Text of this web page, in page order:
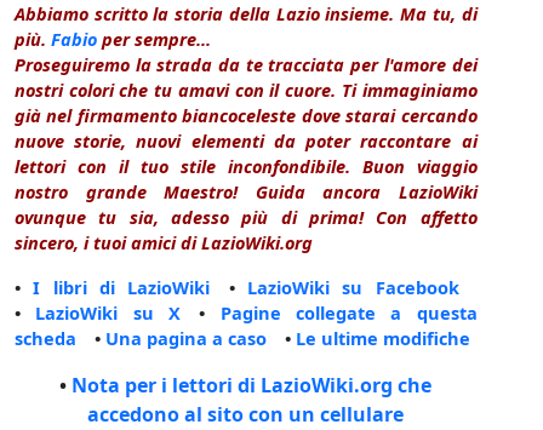
Abbiamo scritto la storia della Lazio insieme. Ma tu, di
più. Fabio per sempre...
Proseguiremo la strada da te tracciata per l'amore dei
nostri colori che tu amavi con il cuore. Ti immaginiamo
già nel firmamento biancoceleste dove starai cercando
nuove storie, nuovi elementi da poter raccontare ai
lettori con il tuo stile inconfondibile. Buon viaggio
nostro grande Maestro! Guida ancora LazioWiki
ovunque tu sia, adesso più di prima! Con affetto
sincero, i tuoi amici di LazioWiki.org
•I libri di LazioWiki • LazioWiki su Facebook
• LazioWiki su X • Pagine collegate a questa
scheda • Una pagina a caso • Le ultime modifiche
• Nota per i lettori di LazioWiki.org che
accedono al sito con un cellulare